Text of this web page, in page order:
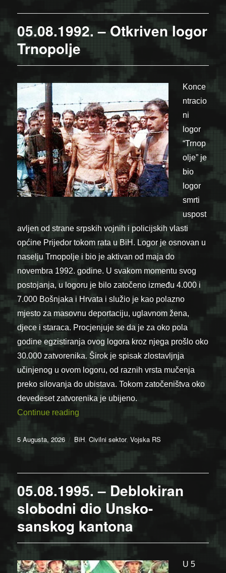
05.08.1992. – Otkriven logor
Trnopolje
Konce
ntracio
ni
logor
“Trnop
olje” je
bio
logor
smrti
uspost
avljen od strane srpskih vojnih i policijskih vlasti
općine Prijedor tokom rata u BiH. Logor je osnovan u
naselju Trnopolje i bio je aktivan od maja do
novembra 1992. godine. U svakom momentu svog
postojanja, u logoru je bilo zatočeno između 4.000 i
7.000 Bošnjaka i Hrvata i služio je kao polazno
mjesto za masovnu deportaciju, uglavnom žena,
djece i staraca. Procjenjuje se da je za oko pola
godine egzistiranja ovog logora kroz njega prošlo oko
30.000 zatvorenika. Širok je spisak zlostavljnja
učinjenog u ovom logoru, od raznih vrsta mučenja
preko silovanja do ubistava. Tokom zatočeništva oko
devedeset zatvorenika je ubijeno.
Continue reading “05.08.1992. – Otkriven logor Trnopolje”
Posted
5 Augusta, 2026 Categories
BiH,Civilni sektor,Vojska RS
05.08.1995. – Deblokiran
slobodni dio Unsko-
sanskog kantona
U 5